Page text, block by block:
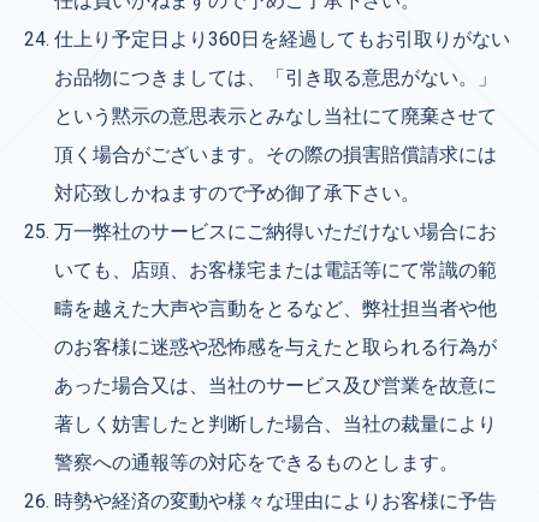
仕上り予定日より360日を経過してもお引取りがない
お品物につきましては、
「引き取る意思がない。」
という黙示の意思表示とみなし当社にて廃棄させて
頂く場合がございます。その際の損害賠償請求には
対応致しかねますので予め御了承下さい。
万一弊社のサービスにご納得いただけない場合にお
いても、店頭、お客様宅または電話等にて常識の範
疇を越えた大声や言動をとるなど、弊社担当者や他
のお客様に迷惑や恐怖感を与えたと取られる行為が
あった場合又は、当社のサービス及び営業を故意に
著しく妨害したと判断した場合、当社の裁量により
警察への通報等の対応をできるものとします。
時勢や経済の変動や様々な理由によりお客様に予告